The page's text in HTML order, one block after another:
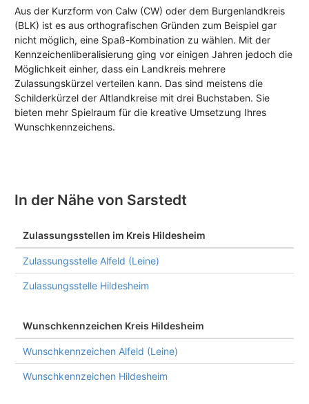
Aus der Kurzform von Calw (CW) oder dem Burgenlandkreis
(BLK) ist es aus orthografischen Gründen zum Beispiel gar
nicht möglich, eine Spaß-Kombination zu wählen. Mit der
Kennzeichenliberalisierung ging vor einigen Jahren jedoch die
Möglichkeit einher, dass ein Landkreis mehrere
Zulassungskürzel verteilen kann. Das sind meistens die
Schilderkürzel der Altlandkreise mit drei Buchstaben. Sie
bieten mehr Spielraum für die kreative Umsetzung Ihres
Wunschkennzeichens.
In der Nähe von Sarstedt
Zulassungsstellen im Kreis Hildesheim
Zulassungsstelle Alfeld (Leine)
Zulassungsstelle Hildesheim
Wunschkennzeichen Kreis Hildesheim
Wunschkennzeichen Alfeld (Leine)
Wunschkennzeichen Hildesheim